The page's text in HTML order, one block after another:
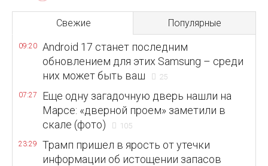
Свежие Популярные
09:20
Android 17 станет последним
обновлением для этих Samsung – среди
них может быть ваш
25
07:27
Еще одну загадочную дверь нашли на
Марсе: «дверной проем» заметили в
скале (фото)
105
23:29
Трамп пришел в ярость от утечки
информации об истощении запасов